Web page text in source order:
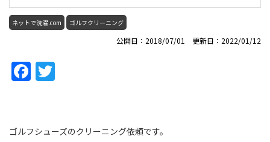
ネットで洗濯.com ゴルフクリーニング
公開日：2018/07/01 更新日：2022/01/12
Facebook
ゴルフシューズのクリーニング依頼です。